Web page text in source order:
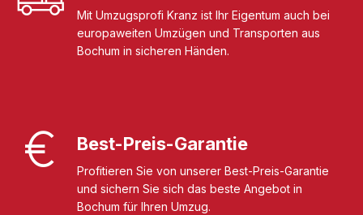
Mit Umzugsprofi Kranz ist Ihr Eigentum auch bei
europaweiten Umzügen und Transporten aus
Bochum in sicheren Händen.
Best-Preis-Garantie
Profitieren Sie von unserer Best-Preis-Garantie
und sichern Sie sich das beste Angebot in
Bochum für Ihren Umzug.